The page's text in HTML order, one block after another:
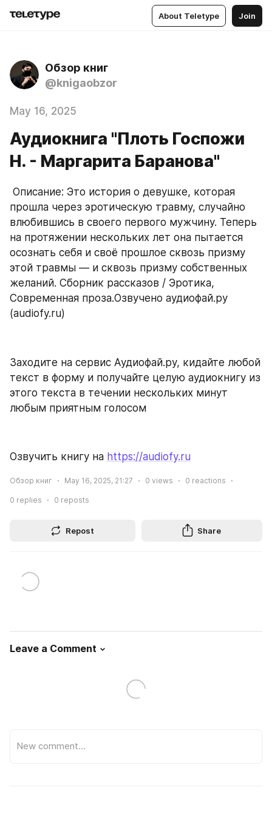
About Teletype Join
Обзор книг
@knigaobzor
May 16, 2025
Аудиокнига "Плоть Госпожи
Н. - Маргарита Баранова"
прошла через эротическую травму, случайно
влюбившись в своего первого мужчину. Теперь
на протяжении нескольких лет она пытается
осознать себя и своё прошлое сквозь призму
этой травмы — и сквозь призму собственных
желаний. Сборник рассказов / Эротика,
Современная проза.Озвучено аудиофай.ру
(audiofy.ru)
Заходите на сервис Аудиофай.ру, кидайте любой
текст в форму и получайте целую аудиокнигу из
этого текста в течении нескольких минут
любым приятным голосом
Озвучить книгу на https://audiofy.ru
Обзор книг May 16, 2025, 21:27 0 views 0 reactions
0 replies 0 reposts
Repost Share
Leave a Comment